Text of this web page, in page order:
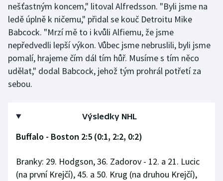
nešťastným koncem," litoval Alfredsson. "Byli jsme na
ledě úplně k ničemu," přidal se kouč Detroitu Mike
Babcock. "Mrzí mě to i kvůli Alfiemu, že jsme
nepředvedli lepší výkon. Vůbec jsme nebruslili, byli jsme
pomalí, hrajeme čím dál tím hůř. Musíme s tím něco
udělat," dodal Babcock, jehož tým prohrál potřetí za
sebou.
Výsledky NHL
Buffalo - Boston 2:5 (0:1, 2:2, 0:2)
Branky: 29. Hodgson, 36. Zadorov - 12. a 21. Lucic
(na první Krejčí), 45. a 50. Krug (na druhou Krejčí),